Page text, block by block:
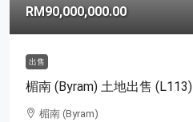
RM90,000,000.00
出售
楣南 (Byram) 土地出售 (L113)
楣南 (Byram)